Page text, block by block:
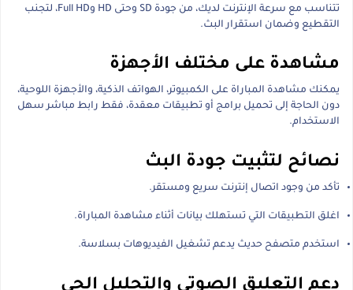
تتناسب مع سرعة الإنترنت لديك، من جودة SD وحتى HD وFull HD، لتجنب
التقطيع وضمان استقرار البث.
مشاهدة على مختلف الأجهزة
يمكنك مشاهدة المباراة على الكمبيوتر، الهواتف الذكية، والأجهزة اللوحية،
دون الحاجة إلى تحميل برامج أو تطبيقات معقدة، فقط رابط مباشر سهل
الاستخدام.
نصائح لتثبيت جودة البث
تأكد من وجود اتصال إنترنت سريع ومستقر.
اغلق التطبيقات التي تستهلك بيانات أثناء مشاهدة المباراة.
استخدم متصفح حديث يدعم تشغيل الفيديوهات بسلاسة.
دعم التعليق الصوتي والتحليل الحي